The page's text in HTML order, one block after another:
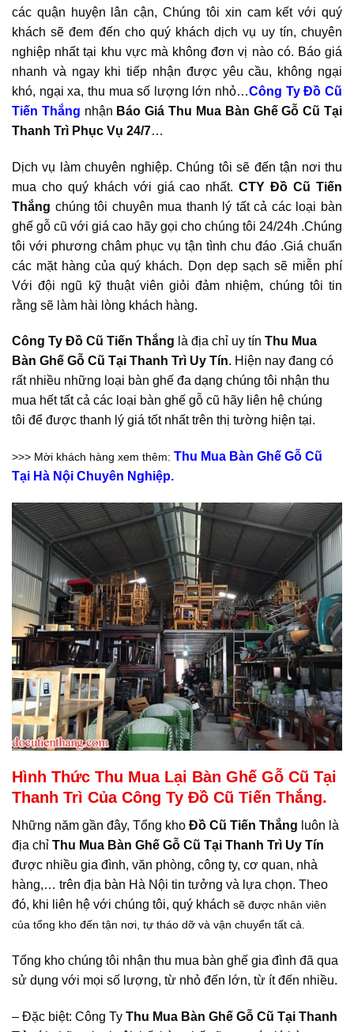
các quận huyện lân cận, Chúng tôi xin cam kết với quý
khách sẽ đem đến cho quý khách dịch vụ uy tín, chuyên
nghiệp nhất tại khu vực mà không đơn vị nào có. Báo giá
nhanh và ngay khi tiếp nhận được yêu cầu, không ngại
khó, ngại xa, thu mua số lượng lớn nhỏ…Công Ty Đồ Cũ
Tiến Thắng nhận Báo Giá Thu Mua Bàn Ghế Gỗ Cũ Tại
Thanh Trì Phục Vụ 24/7…
Dịch vụ làm chuyên nghiệp. Chúng tôi sẽ đến tận nơi thu
mua cho quý khách với giá cao nhất.CTY Đồ Cũ Tiến
Thắng chúng tôi chuyên mua thanh lý tất cả các loại bàn
ghế gỗ cũ với giá cao hãy gọi cho chúng tôi 24/24h .Chúng
tôi với phương châm phục vụ tận tình chu đáo .Giá chuẩn
các mặt hàng của quý khách. Dọn dẹp sạch sẽ miễn phí
Với đội ngũ kỹ thuật viên giỏi đảm nhiệm, chúng tôi tin
rằng sẽ làm hài lòng khách hàng.
Công Ty Đồ Cũ Tiến Thắng là địa chỉ uy tín Thu Mua
Bàn Ghế Gỗ Cũ Tại Thanh Trì Uy Tín. Hiện nay đang có
rất nhiều những loại bàn ghế đa dạng chúng tôi nhận thu
mua hết tất cả các loại bàn ghế gỗ cũ hãy liên hệ chúng
tôi để được thanh lý giá tốt nhất trên thị tường hiện tại.
>>> Mời khách hàng xem thêm: Thu Mua Bàn Ghế Gỗ Cũ
Tại Hà Nội Chuyên Nghiệp.
Hình Thức Thu Mua Lại Bàn Ghế Gỗ Cũ Tại
Thanh Trì Của Công Ty Đồ Cũ Tiến Thắng.
Những năm gần đây, Tổng kho Đồ Cũ Tiến Thắng luôn là
địa chỉ Thu Mua Bàn Ghế Gỗ Cũ Tại Thanh Trì Uy Tín
được nhiều gia đình, văn phòng, công ty, cơ quan, nhà
hàng,… trên địa bàn Hà Nội tin tưởng và lựa chọn. Theo
đó, khi liên hệ với chúng tôi, quý khách sẽ được nhân viên
của tổng kho đến tận nơi, tự tháo dỡ và vận chuyển tất cả.
Tổng kho chúng tôi nhận thu mua bàn ghế gia đình đã qua
sử dụng với mọi số lượng, từ nhỏ đến lớn, từ ít đến nhiều.
– Đặc biệt: Công Ty Thu Mua Bàn Ghế Gỗ Cũ Tại Thanh